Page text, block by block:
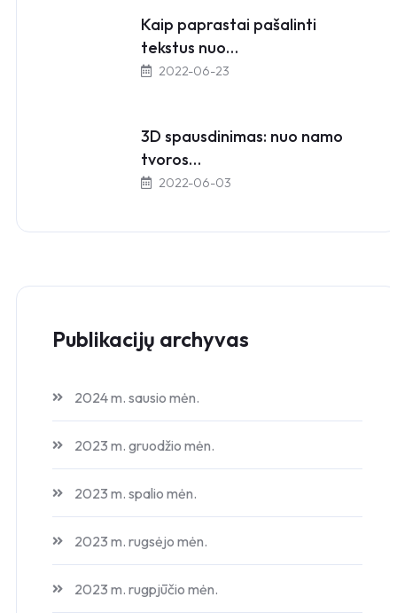
Kaip paprastai pašalinti
tekstus nuo…
2022-06-23
3D spausdinimas: nuo namo
tvoros…
2022-06-03
Publikacijų archyvas
2024 m. sausio mėn.
2023 m. gruodžio mėn.
2023 m. spalio mėn.
2023 m. rugsėjo mėn.
2023 m. rugpjūčio mėn.